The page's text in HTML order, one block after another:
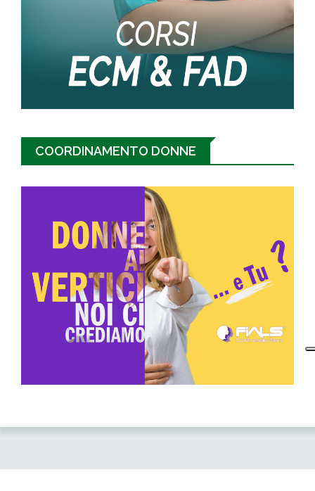
COORDINAMENTO DONNE